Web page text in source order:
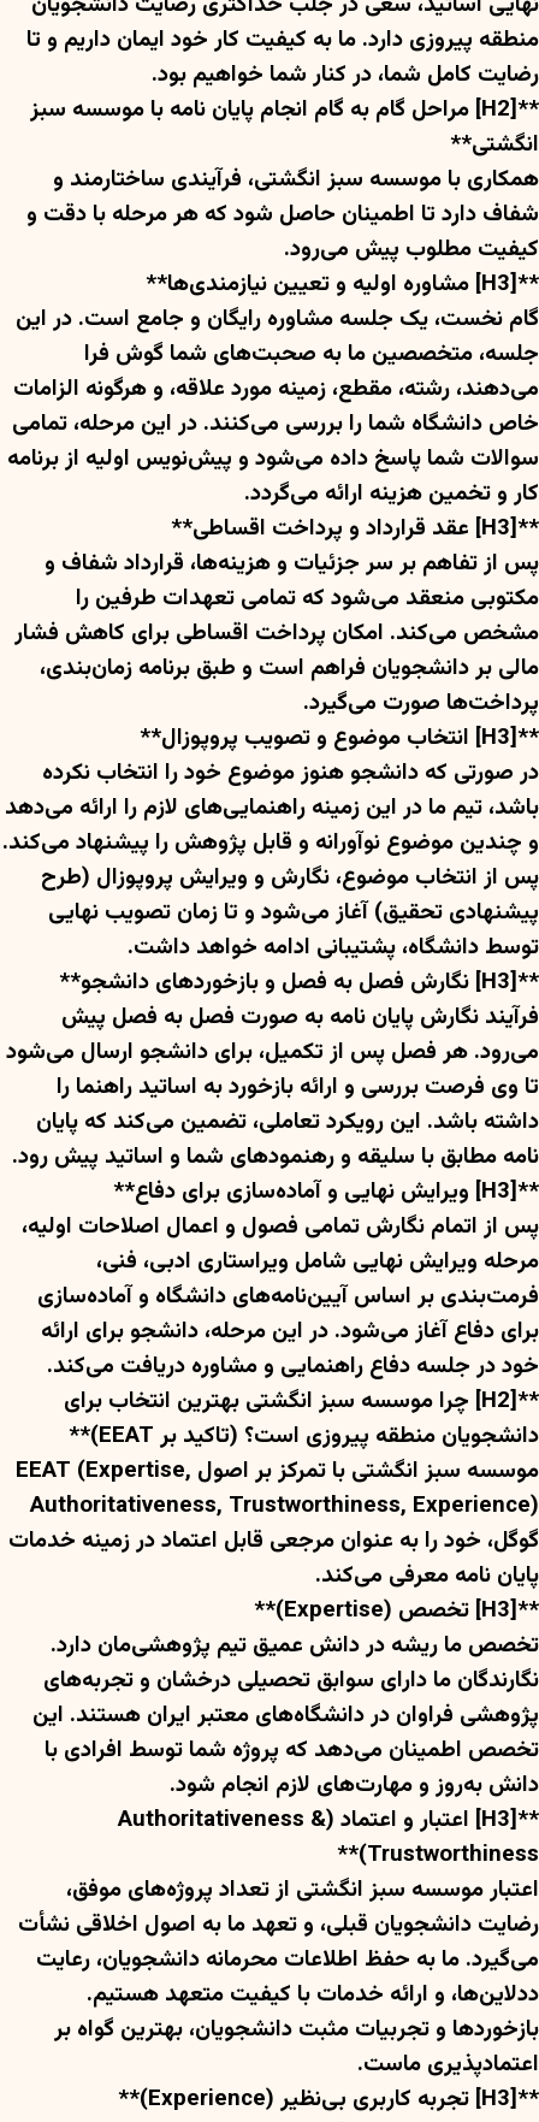
منطقه پیروزی دارد. ما به کیفیت کار خود ایمان داریم و تا
رضایت کامل شما، در کنار شما خواهیم بود.
**[H2] مراحل گام به گام انجام پایان نامه با موسسه سبز
انگشتی**
همکاری با موسسه سبز انگشتی، فرآیندی ساختارمند و
شفاف دارد تا اطمینان حاصل شود که هر مرحله با دقت و
کیفیت مطلوب پیش می‌رود.
**[H3] مشاوره اولیه و تعیین نیازمندی‌ها**
گام نخست، یک جلسه مشاوره رایگان و جامع است. در این
جلسه، متخصصین ما به صحبت‌های شما گوش فرا
می‌دهند، رشته، مقطع، زمینه مورد علاقه، و هرگونه الزامات
خاص دانشگاه شما را بررسی می‌کنند. در این مرحله، تمامی
سوالات شما پاسخ داده می‌شود و پیش‌نویس اولیه از برنامه
کار و تخمین هزینه ارائه می‌گردد.
**[H3] عقد قرارداد و پرداخت اقساطی**
پس از تفاهم بر سر جزئیات و هزینه‌ها، قرارداد شفاف و
مکتوبی منعقد می‌شود که تمامی تعهدات طرفین را
مشخص می‌کند. امکان پرداخت اقساطی برای کاهش فشار
مالی بر دانشجویان فراهم است و طبق برنامه زمان‌بندی،
پرداخت‌ها صورت می‌گیرد.
**[H3] انتخاب موضوع و تصویب پروپوزال**
در صورتی که دانشجو هنوز موضوع خود را انتخاب نکرده
باشد، تیم ما در این زمینه راهنمایی‌های لازم را ارائه می‌دهد
و چندین موضوع نوآورانه و قابل پژوهش را پیشنهاد می‌کند.
پس از انتخاب موضوع، نگارش و ویرایش پروپوزال (طرح
پیشنهادی تحقیق) آغاز می‌شود و تا زمان تصویب نهایی
توسط دانشگاه، پشتیبانی ادامه خواهد داشت.
**[H3] نگارش فصل به فصل و بازخوردهای دانشجو**
فرآیند نگارش پایان نامه به صورت فصل به فصل پیش
می‌رود. هر فصل پس از تکمیل، برای دانشجو ارسال می‌شود
تا وی فرصت بررسی و ارائه بازخورد به اساتید راهنما را
داشته باشد. این رویکرد تعاملی، تضمین می‌کند که پایان
نامه مطابق با سلیقه و رهنمودهای شما و اساتید پیش رود.
**[H3] ویرایش نهایی و آماده‌سازی برای دفاع**
پس از اتمام نگارش تمامی فصول و اعمال اصلاحات اولیه،
مرحله ویرایش نهایی شامل ویراستاری ادبی، فنی،
فرمت‌بندی بر اساس آیین‌نامه‌های دانشگاه و آماده‌سازی
برای دفاع آغاز می‌شود. در این مرحله، دانشجو برای ارائه
خود در جلسه دفاع راهنمایی و مشاوره دریافت می‌کند.
**[H2] چرا موسسه سبز انگشتی بهترین انتخاب برای
دانشجویان منطقه پیروزی است؟ (تاکید بر EEAT)**
موسسه سبز انگشتی با تمرکز بر اصول EEAT (Expertise,
Authoritativeness, Trustworthiness, Experience)
گوگل، خود را به عنوان مرجعی قابل اعتماد در زمینه خدمات
پایان نامه معرفی می‌کند.
**[H3] تخصص (Expertise)**
تخصص ما ریشه در دانش عمیق تیم پژوهشی‌مان دارد.
نگارندگان ما دارای سوابق تحصیلی درخشان و تجربه‌های
پژوهشی فراوان در دانشگاه‌های معتبر ایران هستند. این
تخصص اطمینان می‌دهد که پروژه شما توسط افرادی با
دانش به‌روز و مهارت‌های لازم انجام شود.
**[H3] اعتبار و اعتماد (Authoritativeness &
Trustworthiness)**
اعتبار موسسه سبز انگشتی از تعداد پروژه‌های موفق،
رضایت دانشجویان قبلی، و تعهد ما به اصول اخلاقی نشأت
می‌گیرد. ما به حفظ اطلاعات محرمانه دانشجویان، رعایت
ددلاین‌ها، و ارائه خدمات با کیفیت متعهد هستیم.
بازخوردها و تجربیات مثبت دانشجویان، بهترین گواه بر
اعتمادپذیری ماست.
**[H3] تجربه کاربری بی‌نظیر (Experience)**